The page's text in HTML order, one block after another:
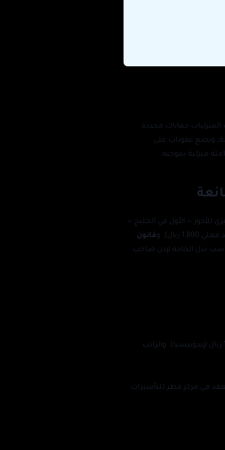
المنزليات حمايات محددة.
ويضع عقوبات على
للأجور — الأول في الخليج —
قانون
بدل الحاجة لإذن صاحب
رسوم الاستقدام مسقوفة حسب الجنسية (نحو 9,000 ريال لإثيوبيا وحتى 17,000 ريال لإندونيسيا). والراتب
في مركز قطر للتأشيرات